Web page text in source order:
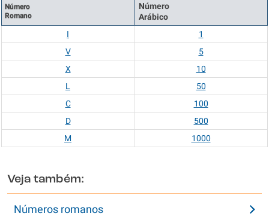
Número
Romano
Número
Arábico
I
1
V
5
X
10
L
50
C
100
D
500
M
1000
Veja também:
Números romanos